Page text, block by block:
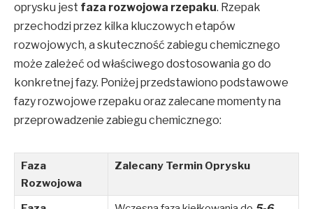
oprysku jest faza rozwojowa rzepaku. Rzepak
przechodzi przez kilka kluczowych etapów
rozwojowych, a skuteczność zabiegu chemicznego
może zależeć od właściwego dostosowania go do
konkretnej fazy. Poniżej przedstawiono podstawowe
fazy rozwojowe rzepaku oraz zalecane momenty na
przeprowadzenie zabiegu chemicznego:
Faza
Rozwojowa
Zalecany Termin Oprysku